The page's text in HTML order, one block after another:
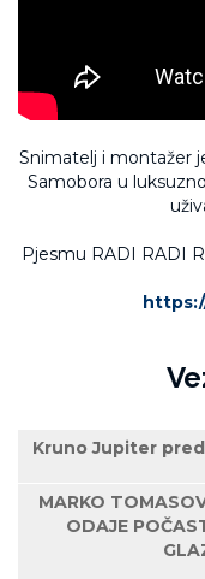
Snimatelj i montažer
Samobora u
Pjesmu RADI RADI
Kruno Jupiter
MARKO
ODAJE